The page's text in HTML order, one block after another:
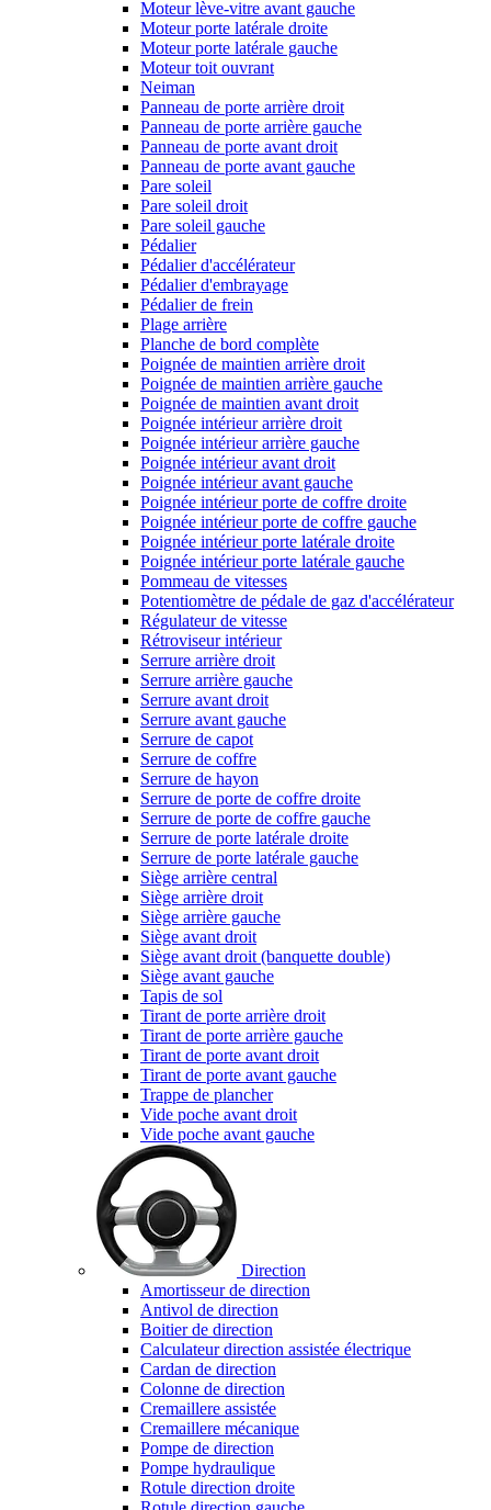
Moteur lève-vitre avant gauche
Moteur porte latérale droite
Moteur porte latérale gauche
Moteur toit ouvrant
Neiman
Panneau de porte arrière droit
Panneau de porte arrière gauche
Panneau de porte avant droit
Panneau de porte avant gauche
Pare soleil
Pare soleil droit
Pare soleil gauche
Pédalier
Pédalier d'accélérateur
Pédalier d'embrayage
Pédalier de frein
Plage arrière
Planche de bord complète
Poignée de maintien arrière droit
Poignée de maintien arrière gauche
Poignée de maintien avant droit
Poignée intérieur arrière droit
Poignée intérieur arrière gauche
Poignée intérieur avant droit
Poignée intérieur avant gauche
Poignée intérieur porte de coffre droite
Poignée intérieur porte de coffre gauche
Poignée intérieur porte latérale droite
Poignée intérieur porte latérale gauche
Pommeau de vitesses
Potentiomètre de pédale de gaz d'accélérateur
Régulateur de vitesse
Rétroviseur intérieur
Serrure arrière droit
Serrure arrière gauche
Serrure avant droit
Serrure avant gauche
Serrure de capot
Serrure de coffre
Serrure de hayon
Serrure de porte de coffre droite
Serrure de porte de coffre gauche
Serrure de porte latérale droite
Serrure de porte latérale gauche
Siège arrière central
Siège arrière droit
Siège arrière gauche
Siège avant droit
Siège avant droit (banquette double)
Siège avant gauche
Tapis de sol
Tirant de porte arrière droit
Tirant de porte arrière gauche
Tirant de porte avant droit
Tirant de porte avant gauche
Trappe de plancher
Vide poche avant droit
Vide poche avant gauche
Direction
Amortisseur de direction
Antivol de direction
Boitier de direction
Calculateur direction assistée électrique
Cardan de direction
Colonne de direction
Cremaillere assistée
Cremaillere mécanique
Pompe de direction
Pompe hydraulique
Rotule direction droite